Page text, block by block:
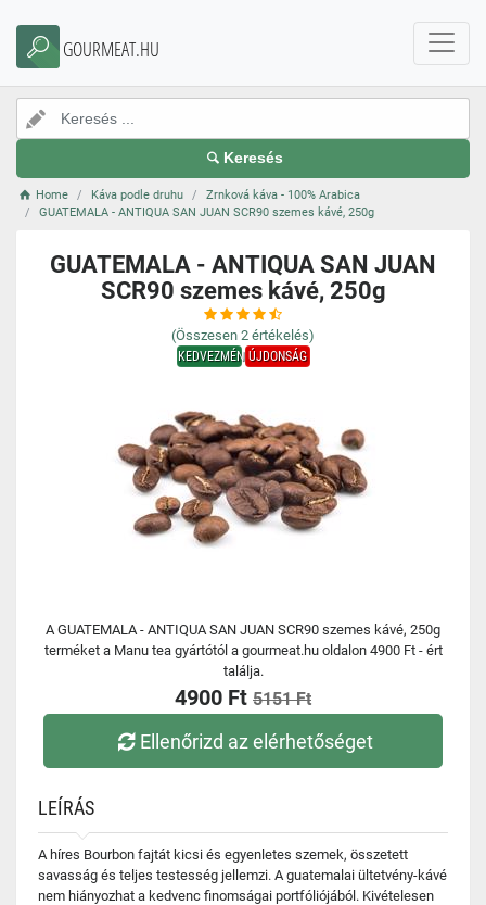
GOURMEAT.HU
Keresés
Home Káva podle druhu
Zrnková káva - 100% Arabica
GUATEMALA - ANTIQUA SAN JUAN SCR90 szemes kávé, 250g
GUATEMALA - ANTIQUA SAN JUAN
SCR90 szemes kávé, 250g
(Összesen 2 értékelés)
KEDVEZMÉNYÚJDONSÁG
A GUATEMALA - ANTIQUA SAN JUAN SCR90 szemes kávé, 250g
terméket a Manu tea gyártótól a gourmeat.hu oldalon 4900 Ft - ért
találja.
4900 Ft 5151 Ft
Ellenőrizd az elérhetőséget
LEÍRÁS
A híres Bourbon fajtát kicsi és egyenletes szemek, összetett
savasság és teljes testesség jellemzi. A guatemalai ültetvény-kávé
nem hiányozhat a kedvenc finomságai portfóliójából. Kivételesen